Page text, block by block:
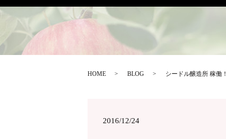
HOME BLOG シードル醸造所 稼働！
2016/12/24